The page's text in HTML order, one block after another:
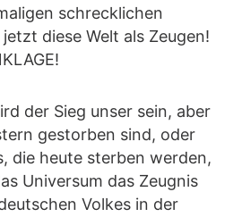
schrecklichen
diese Welt als Zeugen!
der Sieg unser sein, aber
gestorben sind, oder
die heute sterben werden,
Universum das Zeugnis
Volkes in der